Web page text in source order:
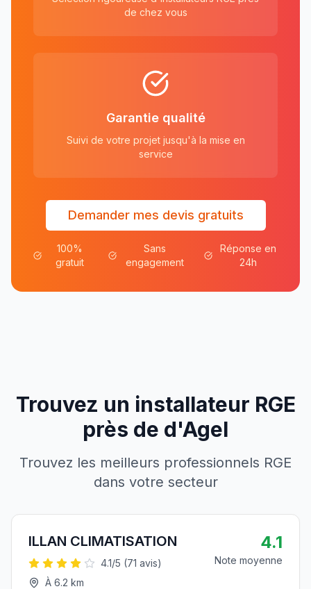
de chez vous
Garantie qualité
Suivi de votre projet jusqu'à la mise en
service
Demander mes devis gratuits
100%
gratuit
Sans
engagement
Réponse en
24h
Trouvez un installateur RGE
près de d'Agel
Trouvez les meilleurs professionnels RGE
dans votre secteur
ILLAN CLIMATISATION
4.1/5 (71 avis)
À 6.2 km
4.1
Note moyenne